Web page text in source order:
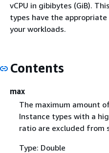
vCPU in gibibytes (GiB).
types have the
your workloads.
Contents
max
The maximum amount
Instance types with a
ratio are excluded from
Type: Double